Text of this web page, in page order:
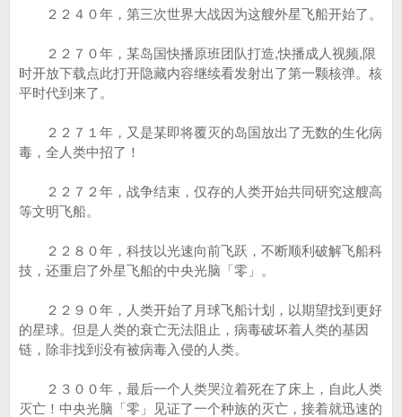
２２４０年，第三次世界大战因为这艘外星飞船开始了。
２２７０年，某岛国快播原班团队打造,快播成人视频,限
时开放下载点此打开隐藏内容继续看发射出了第一颗核弹。核
平时代到来了。
２２７１年，又是某即将覆灭的岛国放出了无数的生化病
毒，全人类中招了！
２２７２年，战争结束，仅存的人类开始共同研究这艘高
等文明飞船。
２２８０年，科技以光速向前飞跃，不断顺利破解飞船科
技，还重启了外星飞船的中央光脑「零」。
２２９０年，人类开始了月球飞船计划，以期望找到更好
的星球。但是人类的衰亡无法阻止，病毒破坏着人类的基因
链，除非找到没有被病毒入侵的人类。
２３００年，最后一个人类哭泣着死在了床上，自此人类
灭亡！中央光脑「零」见证了一个种族的灭亡，接着就迅速的